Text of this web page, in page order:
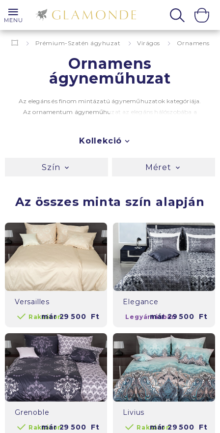
MENU
Prémium-Szatén ágyhuzat Virágos Ornamens
Ornamens
ágyneműhuzat
Az elegáns és finom mintázatú ágyneműhuzatok kategóriája.
Az ornamentum ágyneműhuzat az elegáns hálószobába a
mintázaton, aminek hála könnyedén kombinálhatja beltere
legfinomabb fésült pamutból készül
Prémium-S
zatén
Kollekció
Szín Méret
Az összes minta szín alapján
Versailles
Raktáron
már29 500 Ft
Elegance
Legyártásban
már29 500 Ft
Grenoble
Raktáron
már29 500 Ft
Livius
Raktáron
már29 500 Ft